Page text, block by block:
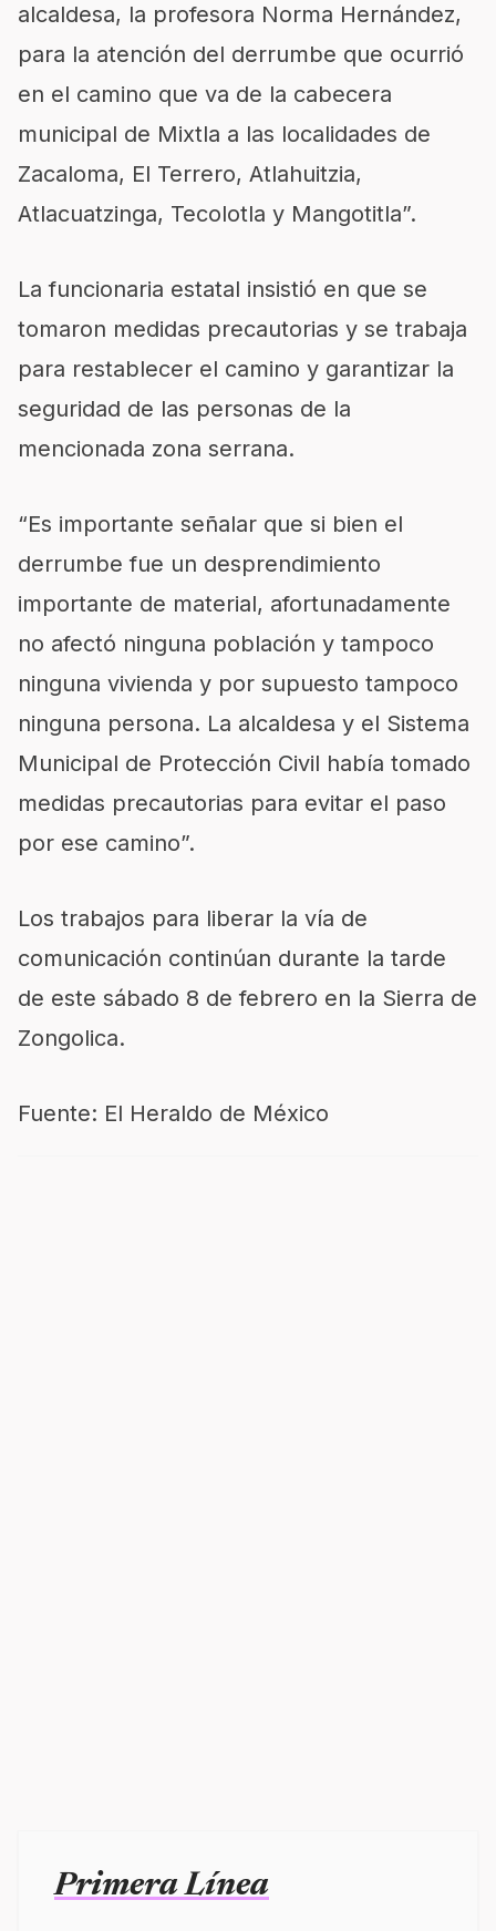
alcaldesa, la profesora Norma Hernández,
para la atención del derrumbe que ocurrió
en el camino que va de la cabecera
municipal de Mixtla a las localidades de
Zacaloma, El Terrero, Atlahuitzia,
Atlacuatzinga, Tecolotla y Mangotitla”.
La funcionaria estatal insistió en que se
tomaron medidas precautorias y se trabaja
para restablecer el camino y garantizar la
seguridad de las personas de la
mencionada zona serrana.
“Es importante señalar que si bien el
derrumbe fue un desprendimiento
importante de material, afortunadamente
no afectó ninguna población y tampoco
ninguna vivienda y por supuesto tampoco
ninguna persona. La alcaldesa y el Sistema
Municipal de Protección Civil había tomado
medidas precautorias para evitar el paso
por ese camino”.
Los trabajos para liberar la vía de
comunicación continúan durante la tarde
de este sábado 8 de febrero en la Sierra de
Zongolica.
Fuente: El Heraldo de México
Primera Línea